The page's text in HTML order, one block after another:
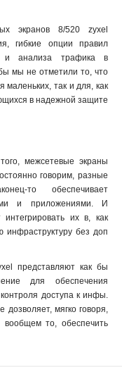
экранов 8/520 zyxel
гибкие опции правил
и анализа трафика в
мы не отметили то, что
маленьких, так и для, как
в надежной защите
межсетевые экраны
говорим, разные
то обеспечивает
и приложениями. И
интегрировать их в, как
без доп
представляют как бы
для обеспечения
доступа к инфы.
мягко говоря,
вообщем то, обеспечить